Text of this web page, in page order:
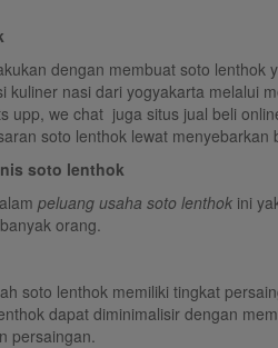
dengan membuat soto lenthok
kuliner nasi dari yogyakarta melalui
upp, we chat juga situs jual beli
soto lenthok lewat menyebarkan
soto lenthok
peluang usaha soto lenthok ini
orang.
soto lenthok memiliki tingkat
dapat diminimalisir dengan
persaingan.